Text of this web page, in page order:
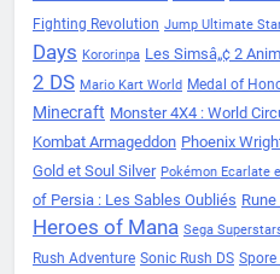
Fighting Revolution Jump Ultimate
Days Kororinpa Les Simsâ„¢ 2
2 DS Mario Kart World Medal of
Minecraft Monster 4X4 : World
Kombat Armageddon Phoenix
Gold et Soul Silver Pokémon Ecarlate
of Persia : Les Sables Oubliés
Heroes of Mana Sega
Rush Adventure Sonic Rush DS Spore